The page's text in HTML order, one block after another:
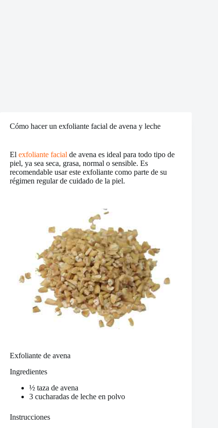
Cómo hacer un exfoliante facial de avena y leche
El exfoliante facial de avena es ideal para todo tipo de
piel, ya sea seca, grasa, normal o sensible. Es
recomendable usar este exfoliante como parte de su
régimen regular de cuidado de la piel.
Exfoliante de avena
Ingredientes
½ taza de avena
3 cucharadas de leche en polvo
Instrucciones